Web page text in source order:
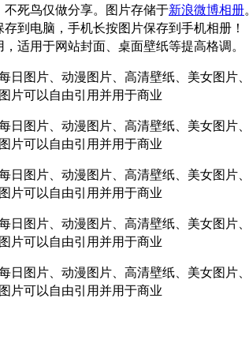
不死鸟仅做分享。图片存储于新浪微博相册。
到电脑，手机长按图片保存到手机相册！
适用于网站封面、桌面壁纸等提高格调。